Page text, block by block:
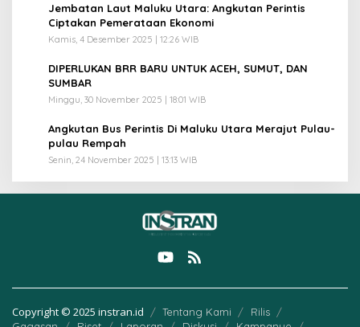
Jembatan Laut Maluku Utara: Angkutan Perintis
Ciptakan Pemerataan Ekonomi
Kamis, 4 Desember 2025 | 12:26 WIB
DIPERLUKAN BRR BARU UNTUK ACEH, SUMUT, DAN
SUMBAR
Minggu, 30 November 2025 | 18:01 WIB
Angkutan Bus Perintis Di Maluku Utara Merajut Pulau-
pulau Rempah
Senin, 24 November 2025 | 13:13 WIB
Copyright © 2025 instran.id Tentang Kami
Rilis